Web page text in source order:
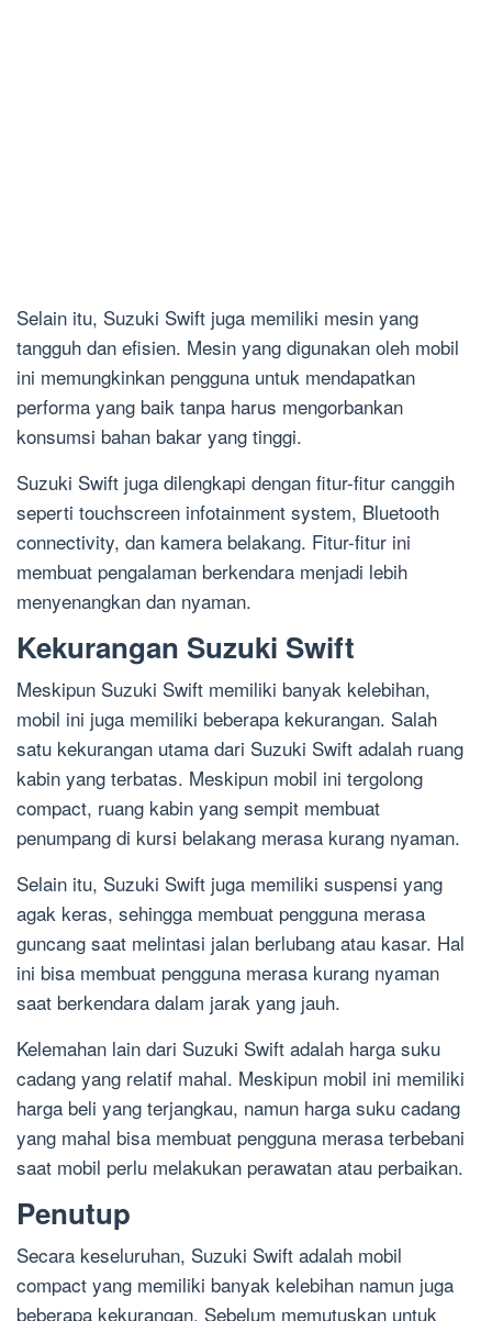
Selain itu, Suzuki Swift juga memiliki mesin yang
tangguh dan efisien. Mesin yang digunakan oleh mobil
ini memungkinkan pengguna untuk mendapatkan
performa yang baik tanpa harus mengorbankan
konsumsi bahan bakar yang tinggi.
Suzuki Swift juga dilengkapi dengan fitur-fitur canggih
seperti touchscreen infotainment system, Bluetooth
connectivity, dan kamera belakang. Fitur-fitur ini
membuat pengalaman berkendara menjadi lebih
menyenangkan dan nyaman.
Kekurangan Suzuki Swift
Meskipun Suzuki Swift memiliki banyak kelebihan,
mobil ini juga memiliki beberapa kekurangan. Salah
satu kekurangan utama dari Suzuki Swift adalah ruang
kabin yang terbatas. Meskipun mobil ini tergolong
compact, ruang kabin yang sempit membuat
penumpang di kursi belakang merasa kurang nyaman.
Selain itu, Suzuki Swift juga memiliki suspensi yang
agak keras, sehingga membuat pengguna merasa
guncang saat melintasi jalan berlubang atau kasar. Hal
ini bisa membuat pengguna merasa kurang nyaman
saat berkendara dalam jarak yang jauh.
Kelemahan lain dari Suzuki Swift adalah harga suku
cadang yang relatif mahal. Meskipun mobil ini memiliki
harga beli yang terjangkau, namun harga suku cadang
yang mahal bisa membuat pengguna merasa terbebani
saat mobil perlu melakukan perawatan atau perbaikan.
Penutup
Secara keseluruhan, Suzuki Swift adalah mobil
compact yang memiliki banyak kelebihan namun juga
beberapa kekurangan. Sebelum memutuskan untuk